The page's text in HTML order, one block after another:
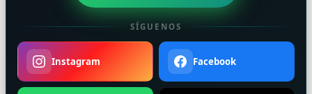
SÍGUENOS
Instagram Facebook